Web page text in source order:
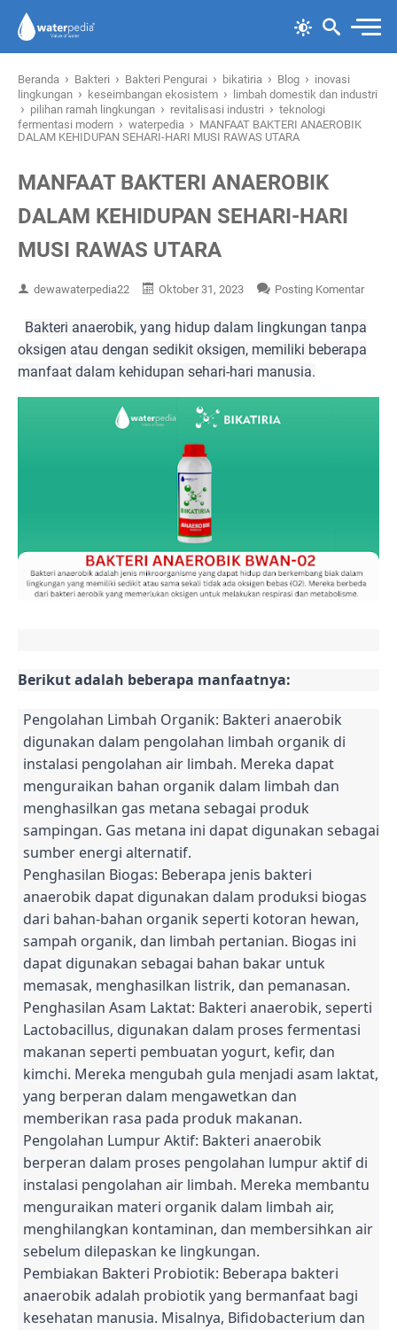
Beranda › Bakteri › Bakteri Pengurai › bikatiria › Blog › inovasi
lingkungan › keseimbangan ekosistem › limbah domestik dan industri
› pilihan ramah lingkungan › revitalisasi industri › teknologi
fermentasi modern › waterpedia › MANFAAT BAKTERI ANAEROBIK
DALAM KEHIDUPAN SEHARI-HARI MUSI RAWAS UTARA
MANFAAT BAKTERI ANAEROBIK
DALAM KEHIDUPAN SEHARI-HARI
MUSI RAWAS UTARA
dewawaterpedia22 Oktober 31, 2023 Posting Komentar
Bakteri anaerobik, yang hidup dalam lingkungan tanpa
oksigen atau dengan sedikit oksigen, memiliki beberapa
manfaat dalam kehidupan sehari-hari manusia.
Berikut adalah beberapa manfaatnya:
Pengolahan Limbah Organik: Bakteri anaerobik
digunakan dalam pengolahan limbah organik di
instalasi pengolahan air limbah. Mereka dapat
menguraikan bahan organik dalam limbah dan
menghasilkan gas metana sebagai produk
sampingan. Gas metana ini dapat digunakan sebagai
sumber energi alternatif.
Penghasilan Biogas: Beberapa jenis bakteri
anaerobik dapat digunakan dalam produksi biogas
dari bahan-bahan organik seperti kotoran hewan,
sampah organik, dan limbah pertanian. Biogas ini
dapat digunakan sebagai bahan bakar untuk
memasak, menghasilkan listrik, dan pemanasan.
Penghasilan Asam Laktat: Bakteri anaerobik, seperti
Lactobacillus, digunakan dalam proses fermentasi
makanan seperti pembuatan yogurt, kefir, dan
kimchi. Mereka mengubah gula menjadi asam laktat,
yang berperan dalam mengawetkan dan
memberikan rasa pada produk makanan.
Pengolahan Lumpur Aktif: Bakteri anaerobik
berperan dalam proses pengolahan lumpur aktif di
instalasi pengolahan air limbah. Mereka membantu
menguraikan materi organik dalam limbah air,
menghilangkan kontaminan, dan membersihkan air
sebelum dilepaskan ke lingkungan.
Pembiakan Bakteri Probiotik: Beberapa bakteri
anaerobik adalah probiotik yang bermanfaat bagi
kesehatan manusia. Misalnya, Bifidobacterium dan